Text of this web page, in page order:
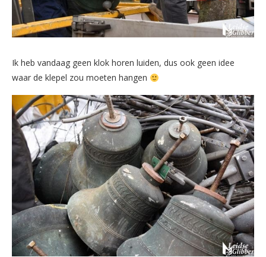
Ik heb vandaag geen klok horen luiden, dus ook geen idee
waar de klepel zou moeten hangen